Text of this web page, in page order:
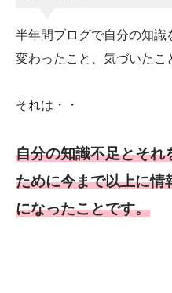
半年間ブログで自分の知識
変わったこと、気づいたこ
それは・・
自分の知識不足とそれ
ために今まで以上に情
になったことです。